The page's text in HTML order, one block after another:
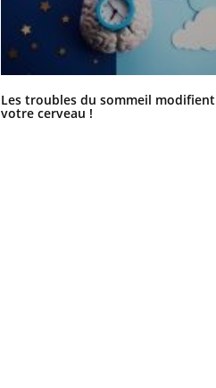
Les troubles du sommeil modifient
votre cerveau !